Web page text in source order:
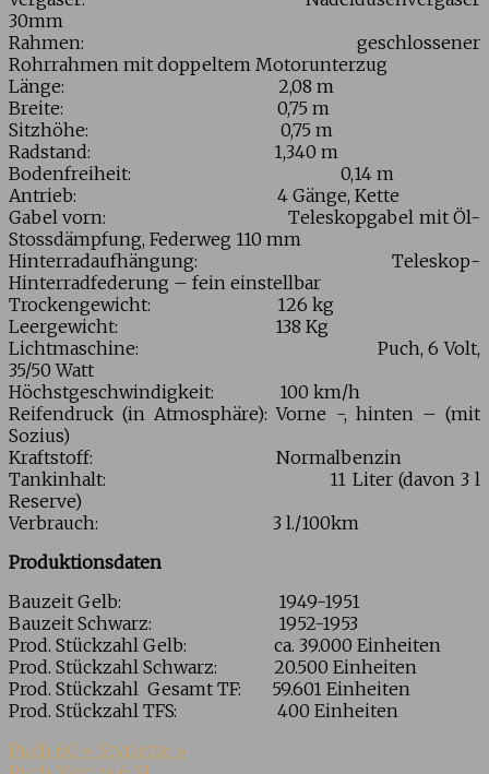
30mm
Rahmen: geschlossener
Rohrrahmen mit doppeltem Motorunterzug
Länge: 2,08 m
Breite: 0,75 m
Sitzhöhe: 0,75 m
Radstand: 1,340 m
Bodenfreiheit: 0,14 m
Antrieb: 4 Gänge, Kette
Gabel vorn: Teleskopgabel mit Öl-
Stossdämpfung, Federweg 110 mm
Hinterradaufhängung: Teleskop-
Hinterradfederung – fein einstellbar
Trockengewicht: 126 kg
Leergewicht: 138 Kg
Lichtmaschine: Puch, 6 Volt,
35/50 Watt
Höchstgeschwindigkeit: 100 km/h
Reifendruck (in Atmosphäre): Vorne -, hinten – (mit
Sozius)
Kraftstoff: Normalbenzin
Tankinhalt: 11 Liter (davon 3 l
Reserve)
Verbrauch: 3 l./100km
Produktionsdaten
Bauzeit Gelb: 1949-1951
Bauzeit Schwarz: 1952-1953
Prod. Stückzahl Gelb: ca. 39.000 Einheiten
Prod. Stückzahl Schwarz: 20.500 Einheiten
Prod. Stückzahl Gesamt TF: 59.601 Einheiten
Prod. Stückzahl TFS: 400 Einheiten
Puch 60 « Styriette »